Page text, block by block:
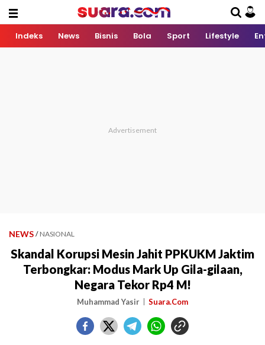
Indeks News Bisnis Bola Sport Lifestyle
NEWS / NASIONAL
Skandal Korupsi Mesin Jahit PPKUKM Jaktim
Terbongkar: Modus Mark Up Gila-gilaan,
Negara Tekor Rp4 M!
Muhammad Yasir Suara.Com